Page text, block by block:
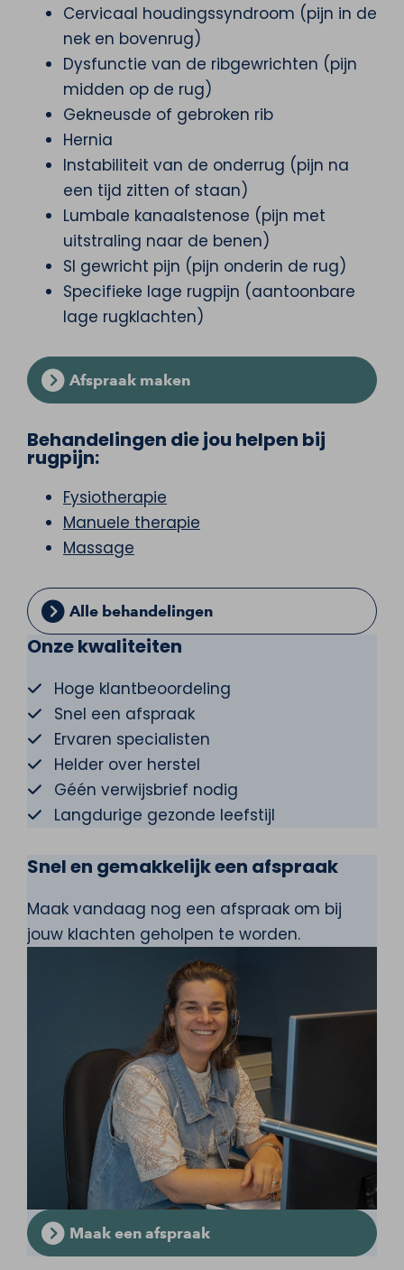
Cervicaal houdingssyndroom (pijn in de
nek en bovenrug)
Dysfunctie van de ribgewrichten (pijn
midden op de rug)
Gekneusde of gebroken rib
Hernia
Instabiliteit van de onderrug (pijn na
een tijd zitten of staan)
Lumbale kanaalstenose (pijn met
uitstraling naar de benen)
SI gewricht pijn (pijn onderin de rug)
Specifieke lage rugpijn (aantoonbare
lage rugklachten)
Afspraak maken
Behandelingen die jou helpen bij
rugpijn:
Fysiotherapie
Manuele therapie
Massage
Alle behandelingen
Onze kwaliteiten
Hoge klantbeoordeling
Snel een afspraak
Ervaren specialisten
Helder over herstel
Géén verwijsbrief nodig
Langdurige gezonde leefstijl
Snel en gemakkelijk een afspraak
Maak vandaag nog een afspraak om bij
jouw klachten geholpen te worden.
Maak een afspraak